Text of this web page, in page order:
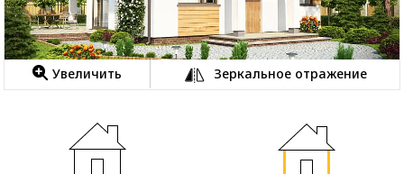
Увеличить Зеркальное отражение